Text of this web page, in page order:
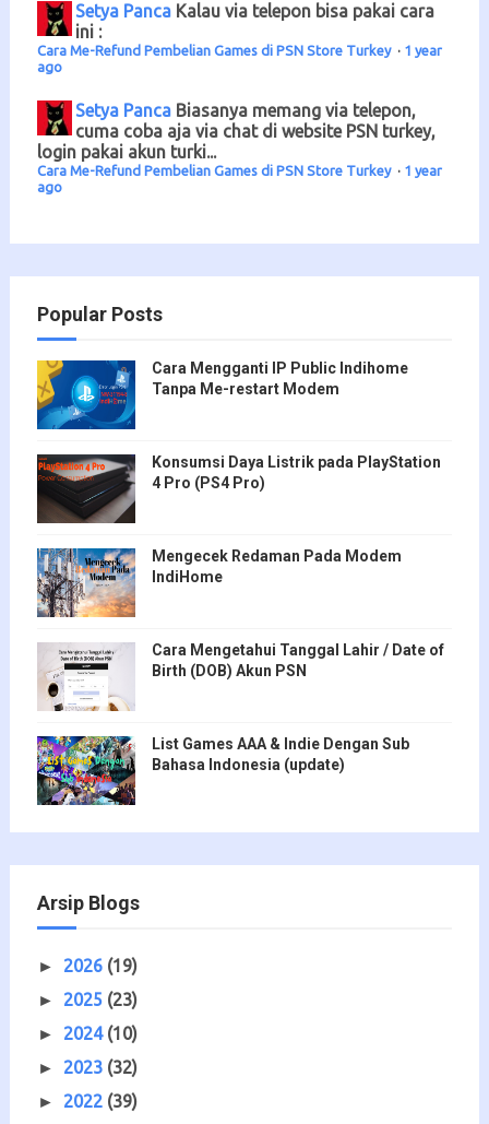
Setya Panca Kalau via telepon bisa pakai cara
ini :
Cara Me-Refund Pembelian Games di PSN Store Turkey · 1 year
ago
Setya Panca Biasanya memang via telepon,
cuma coba aja via chat di website PSN turkey,
login pakai akun turki...
Cara Me-Refund Pembelian Games di PSN Store Turkey · 1 year
ago
Popular Posts
Cara Mengganti IP Public Indihome
Tanpa Me-restart Modem
Konsumsi Daya Listrik pada PlayStation
4 Pro (PS4 Pro)
Mengecek Redaman Pada Modem
IndiHome
Cara Mengetahui Tanggal Lahir / Date of
Birth (DOB) Akun PSN
List Games AAA & Indie Dengan Sub
Bahasa Indonesia (update)
Arsip Blogs
► 2026 (19)
► 2025 (23)
► 2024 (10)
► 2023 (32)
► 2022 (39)